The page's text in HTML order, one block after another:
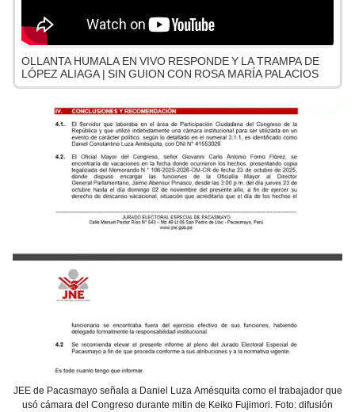
OLLANTA HUMALA EN VIVO RESPONDE Y LA TRAMPA DE
LÓPEZ ALIAGA | SIN GUION CON ROSA MARÍA PALACIOS
JEE de Pacasmayo señala a Daniel Luza Amésquita como el trabajador que
usó cámara del Congreso durante mitin de Keiko Fujimori. Foto: difusión